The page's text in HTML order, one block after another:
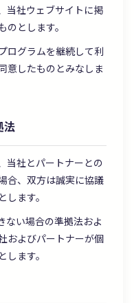
当社ウェブサイトに掲
とします。
ログラムを継続して利
意したものとみなしま
法
当社とパートナーとの
合、双方は誠実に協議
ます。
ない場合の準拠法およ
およびパートナーが個
ます。